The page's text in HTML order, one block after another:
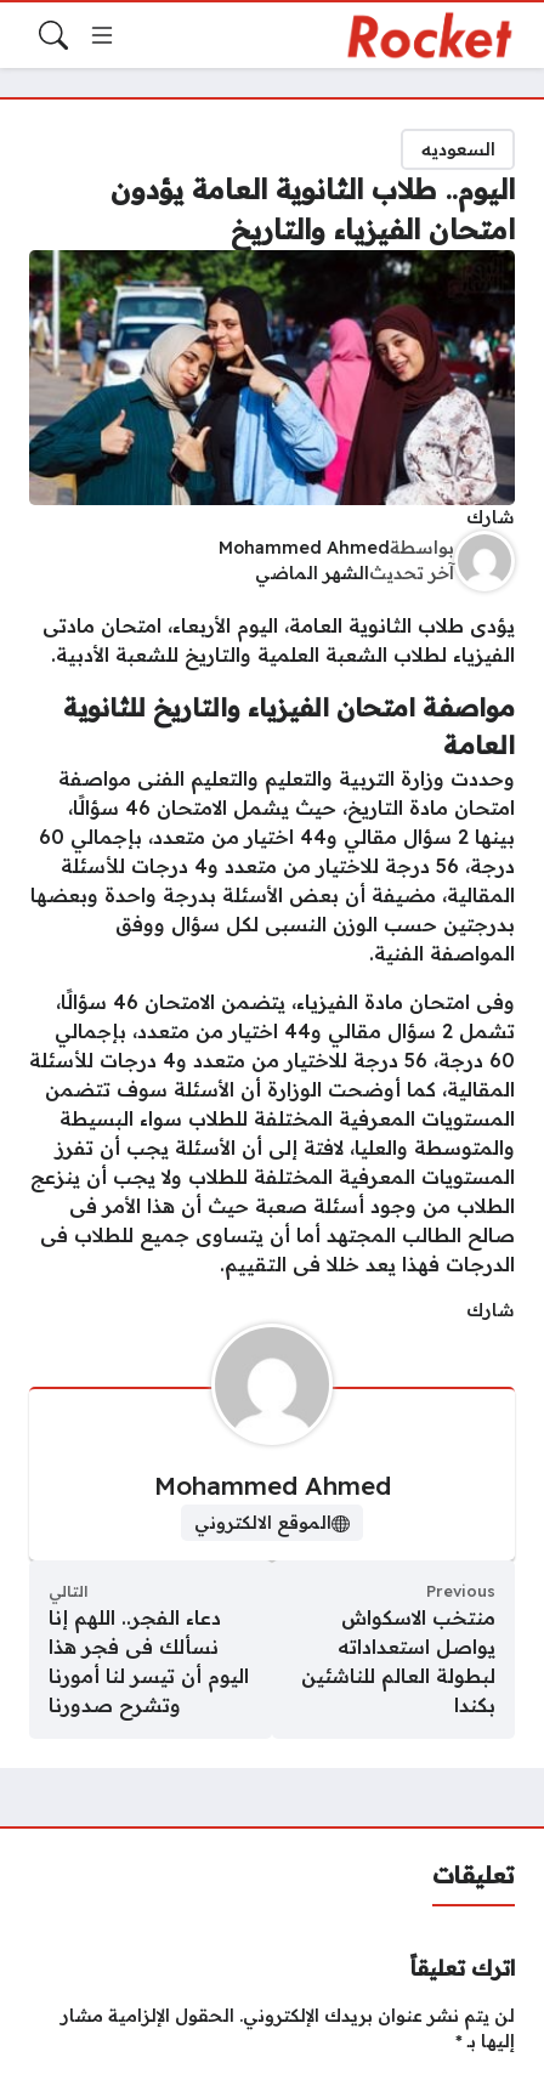
السعوديه
اليوم.. طلاب الثانوية العامة يؤدون
امتحان الفيزياء والتاريخ
شارك
بواسطةMohammed Ahmed
آخر تحديث الشهر الماضي
يؤدى طلاب الثانوية العامة، اليوم الأربعاء، امتحان مادتى
الفيزياء لطلاب الشعبة العلمية والتاريخ للشعبة الأدبية.
مواصفة امتحان الفيزياء والتاريخ للثانوية
العامة
وحددت وزارة التربية والتعليم والتعليم الفنى مواصفة
امتحان مادة التاريخ، حيث يشمل الامتحان 46 سؤالًا،
بينها 2 سؤال مقالي و44 اختيار من متعدد، بإجمالي 60
درجة، 56 درجة للاختيار من متعدد و4 درجات للأسئلة
المقالية، مضيفة أن بعض الأسئلة بدرجة واحدة وبعضها
بدرجتين حسب الوزن النسبى لكل سؤال ووفق
المواصفة الفنية.
وفى امتحان مادة الفيزياء، يتضمن الامتحان 46 سؤالًا،
تشمل 2 سؤال مقالي و44 اختيار من متعدد، بإجمالي
60 درجة، 56 درجة للاختيار من متعدد و4 درجات للأسئلة
المقالية، كما أوضحت الوزارة أن الأسئلة سوف تتضمن
المستويات المعرفية المختلفة للطلاب سواء البسيطة
والمتوسطة والعليا، لافتة إلى أن الأسئلة يجب أن تفرز
المستويات المعرفية المختلفة للطلاب ولا يجب أن ينزعج
الطلاب من وجود أسئلة صعبة حيث أن هذا الأمر فى
صالح الطالب المجتهد أما أن يتساوى جميع للطلاب فى
الدرجات فهذا يعد خللا فى التقييم.
شارك
Mohammed Ahmed
الموقع الالكتروني
Previous
منتخب الاسكواش
يواصل استعداداته
لبطولة العالم للناشئين
بكندا
التالي
دعاء الفجر.. اللهم إنا
نسألك فى فجر هذا
اليوم أن تيسر لنا أمورنا
وتشرح صدورنا
تعليقات
اترك تعليقاً
لن يتم نشر عنوان بريدك الإلكتروني. الحقول الإلزامية مشار
إليها بـ*